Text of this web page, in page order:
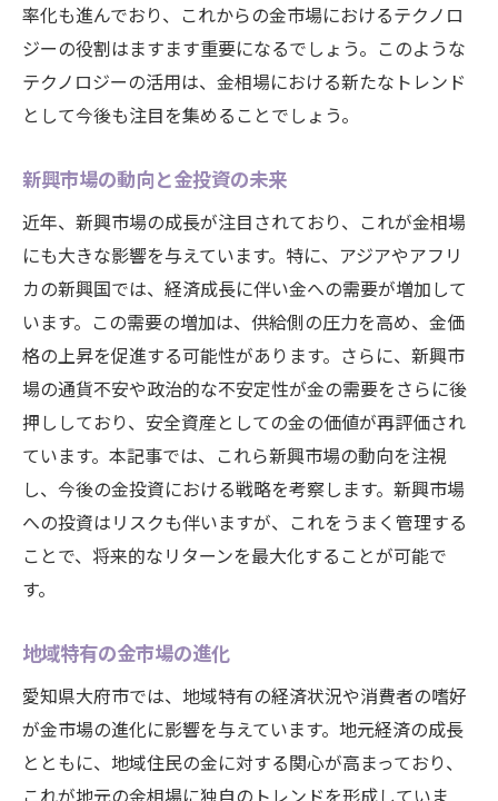
率化も進んでおり、これからの金市場におけるテクノロ
ジーの役割はますます重要になるでしょう。このような
テクノロジーの活用は、金相場における新たなトレンド
として今後も注目を集めることでしょう。
新興市場の動向と金投資の未来
近年、新興市場の成長が注目されており、これが金相場
にも大きな影響を与えています。特に、アジアやアフリ
カの新興国では、経済成長に伴い金への需要が増加して
います。この需要の増加は、供給側の圧力を高め、金価
格の上昇を促進する可能性があります。さらに、新興市
場の通貨不安や政治的な不安定性が金の需要をさらに後
押ししており、安全資産としての金の価値が再評価され
ています。本記事では、これら新興市場の動向を注視
し、今後の金投資における戦略を考察します。新興市場
への投資はリスクも伴いますが、これをうまく管理する
ことで、将来的なリターンを最大化することが可能で
す。
地域特有の金市場の進化
愛知県大府市では、地域特有の経済状況や消費者の嗜好
が金市場の進化に影響を与えています。地元経済の成長
とともに、地域住民の金に対する関心が高まっており、
これが地元の金相場に独自のトレンドを形成していま